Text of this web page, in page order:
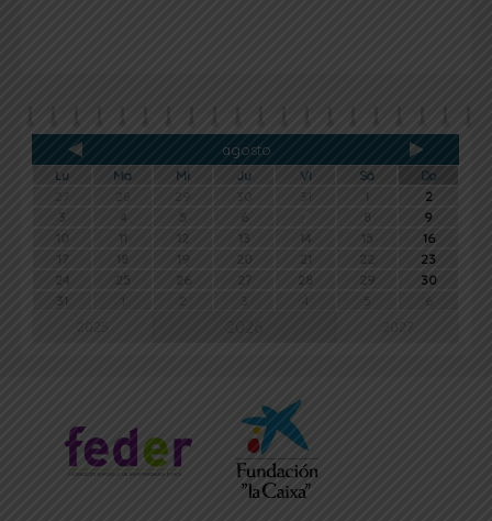
agosto
Lu Ma Mi Ju Vi Sá
Do
27
28 29 30 31 1
2
3
4 5 6 8
9
10
11 12 13 14 15
16
17
18 19 20 21 22
23
24
25 26 27 28 29
30
31
2 3 4 5 6